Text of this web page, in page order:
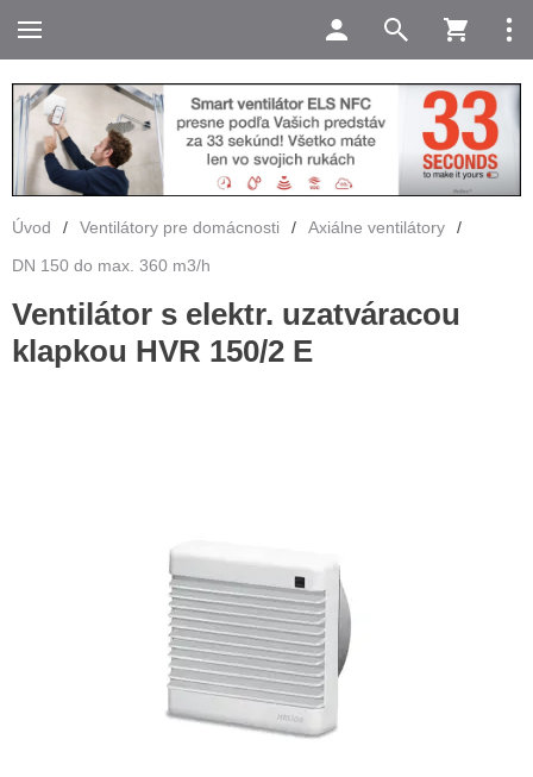
Úvod / Ventilátory pre domácnosti / Axiálne ventilátory
/
DN 150 do max. 360 m3/h
Ventilátor s elektr. uzatváracou
klapkou HVR 150/2 E